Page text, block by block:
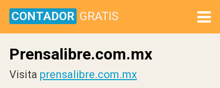
CONTADOR GRATIS
Prensalibre.com.mx
Visita prensalibre.com.mx